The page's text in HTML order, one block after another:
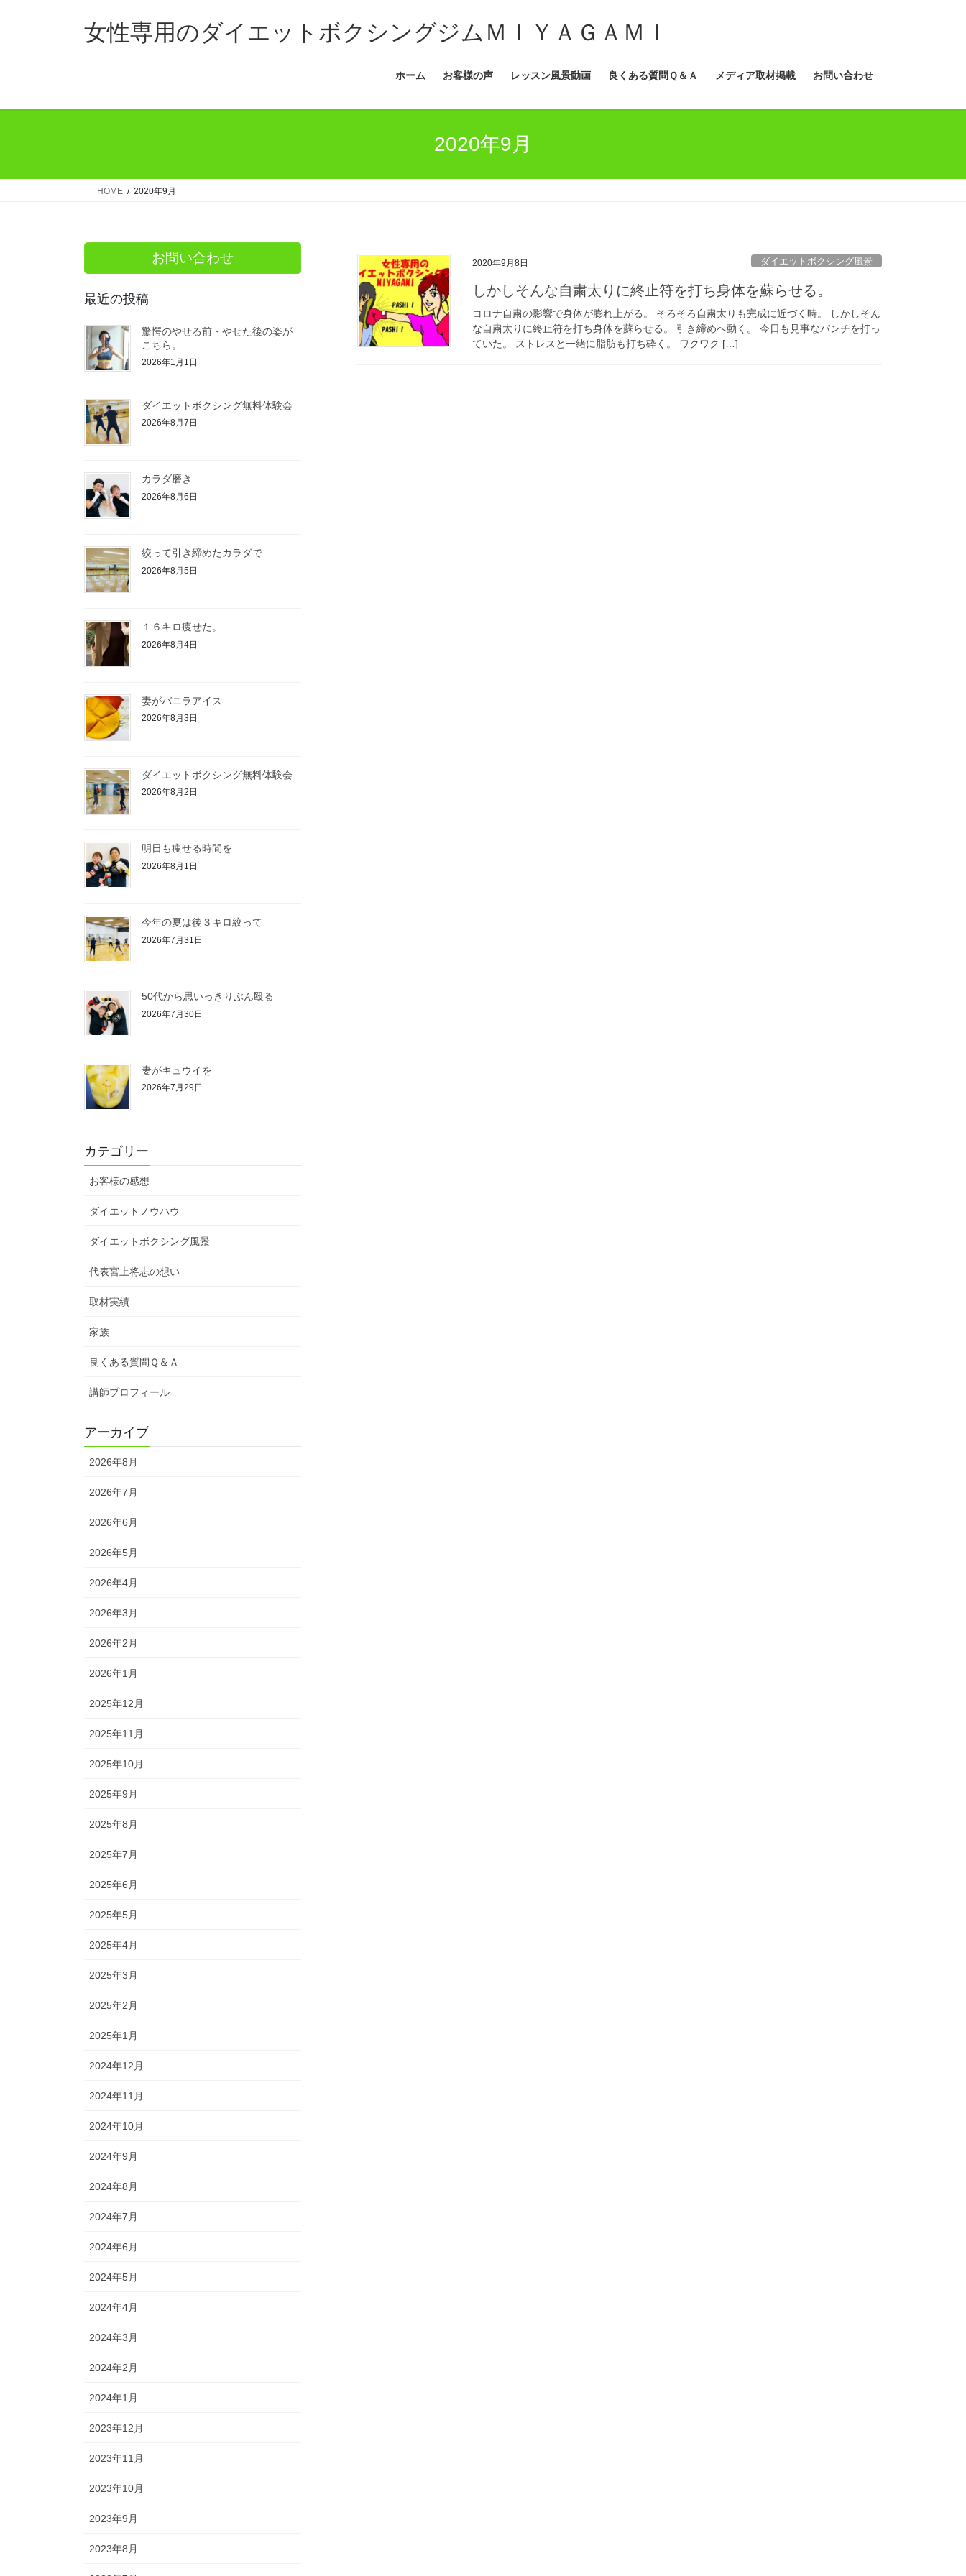
ス
ン
女性専用のダイエットボクシングジムＭＩＹＡＧＡＭＩ
ホーム お客様の声 レッスン風景動画 良くある質問Ｑ＆Ａ メディア取材掲載 お問い合わせ
2020年9月
HOME 2020年9月
2020年9月8日 ダイエットボクシング風景
しかしそんな自粛太りに終止符を打ち身体を蘇らせる。
コロナ自粛の影響で身体が膨れ上がる。 そろそろ自粛太りも完成に近づく時。 しかしそん
な自粛太りに終止符を打ち身体を蘇らせる。 引き締めへ動く。 今日も見事なパンチを打っ
ていた。 ストレスと一緒に脂肪も打ち砕く。 ワクワク […]
お問い合わせ
最近の投稿
驚愕のやせる前・やせた後の姿が
こちら。
2026年1月1日
ダイエットボクシング無料体験会
2026年8月7日
カラダ磨き
2026年8月6日
絞って引き締めたカラダで
2026年8月5日
１６キロ痩せた。
2026年8月4日
妻がバニラアイス
2026年8月3日
ダイエットボクシング無料体験会
2026年8月2日
明日も痩せる時間を
2026年8月1日
今年の夏は後３キロ絞って
2026年7月31日
50代から思いっきりぶん殴る
2026年7月30日
妻がキュウイを
2026年7月29日
カテゴリー
お客様の感想
ダイエットノウハウ
ダイエットボクシング風景
代表宮上将志の想い
取材実績
家族
良くある質問Ｑ＆Ａ
講師プロフィール
アーカイブ
2026年8月
2026年7月
2026年6月
2026年5月
2026年4月
2026年3月
2026年2月
2026年1月
2025年12月
2025年11月
2025年10月
2025年9月
2025年8月
2025年7月
2025年6月
2025年5月
2025年4月
2025年3月
2025年2月
2025年1月
2024年12月
2024年11月
2024年10月
2024年9月
2024年8月
2024年7月
2024年6月
2024年5月
2024年4月
2024年3月
2024年2月
2024年1月
2023年12月
2023年11月
2023年10月
2023年9月
2023年8月